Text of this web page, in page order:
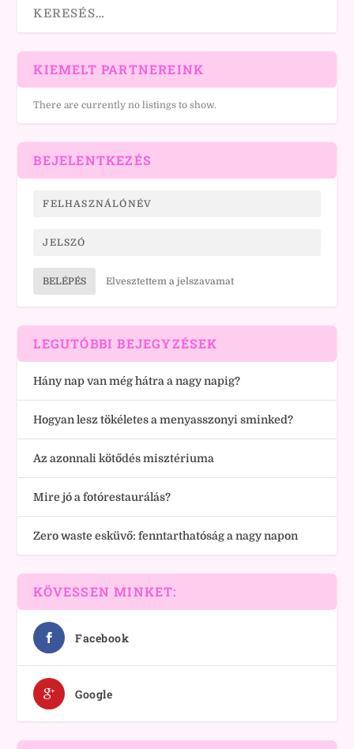
KIEMELT PARTNEREINK
There are currently no listings to show.
BEJELENTKEZÉS
BELÉPÉS Elvesztettem a jelszavamat
LEGUTÓBBI BEJEGYZÉSEK
Hány nap van még hátra a nagy napig?
Hogyan lesz tökéletes a menyasszonyi sminked?
Az azonnali kötődés misztériuma
Mire jó a fotórestaurálás?
Zero waste esküvő: fenntarthatóság a nagy napon
KÖVESSEN MINKET:
Facebook
Google